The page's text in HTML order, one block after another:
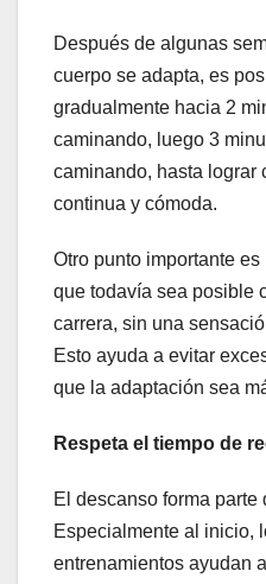
Después de algunas
cuerpo se adapta, es
gradualmente hacia 2
caminando, luego 3
caminando, hasta lograr
continua y cómoda.
Otro punto importante es
que todavía sea posible
carrera, sin una
Esto ayuda a evitar
que la adaptación sea
Respeta el tiempo de
El descanso forma
Especialmente al inicio,
entrenamientos ayudan